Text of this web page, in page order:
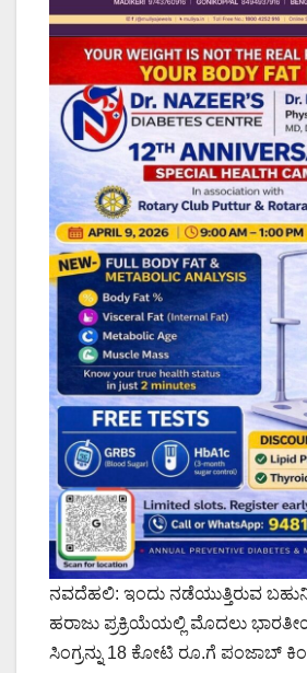
ನವದೆಹಲಿ: ಇಂದು ನಡೆಯುತ್ತಿರುವ
ಹರಾಜು ಪ್ರಕ್ರಿಯೆಯಲ್ಲಿ ಮೊದಲು
ಸಿಂಗ್ರನ್ನು 18 ಕೋಟಿ ರೂ.ಗೆ ಪಂಜಾಬ್